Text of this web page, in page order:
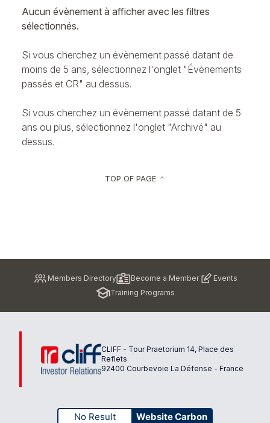
Aucun évènement à afficher avec les filtres
sélectionnés.
Si vous cherchez un évènement passé datant de
moins de 5 ans, sélectionnez l'onglet "Évènements
passés et CR" au dessus.
Si vous cherchez un évènement passé datant de 5
ans ou plus, sélectionnez l'onglet "Archivé" au
dessus.
TOP OF PAGE keyboard_arrow_up
Members Directory Become a Member
Events
Training Programs
CLIFF - Tour Praetorium 14, Place des
Reflets
92400 Courbevoie La Défense - France
No Result Website Carbon